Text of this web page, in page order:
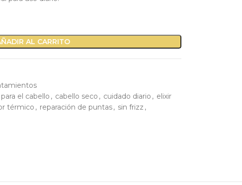
AL CARRITO
el cabello , cabello seco , cuidado diario , elixir
térmico , reparación de puntas, sin frizz ,